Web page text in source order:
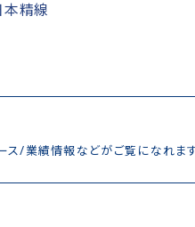
本精線
ス/業績情報などがご覧になれます